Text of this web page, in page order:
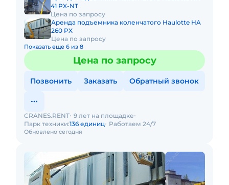
41 PX-NT
Цена по запросу
Аренда подъемника коленчатого Haulotte HA
260 PX
Цена по запросу
Показать еще 6 из 8
Цена по запросу
Позвонить Заказать Обратный звонок
Обновлено сегодня
CRANES.RENT 9 лет на площадке
Парк техники:136 единиц Работаем 24/7